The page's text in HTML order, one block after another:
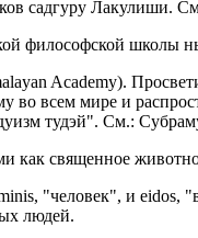
садгуру Лакулиши.
философской школы
Academy).
всем мире и
тудэй". См.:
как священное
"человек", и eidos,
людей.